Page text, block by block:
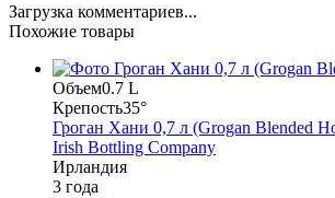
Загрузка комментариев...
Похожие товары
Объем0.7 L
Крепость35°
Гроган Хани 0,7 л (Grogan Blended
Irish Bottling Company
Ирландия
3 года